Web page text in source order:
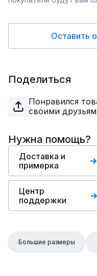
Оставить
Поделиться
Понравился
своими
Нужна помощь?
Доставка и
примерка
Центр
поддержки
Большие размеры